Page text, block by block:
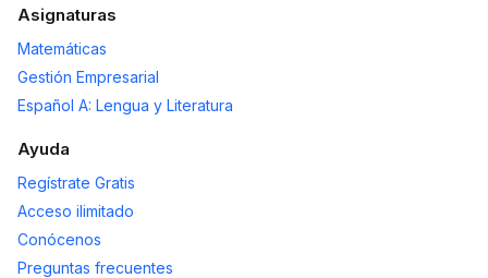
Asignaturas
Matemáticas
Gestión Empresarial
Español A: Lengua y Literatura
Ayuda
Regístrate Gratis
Acceso ilimitado
Conócenos
Preguntas frecuentes